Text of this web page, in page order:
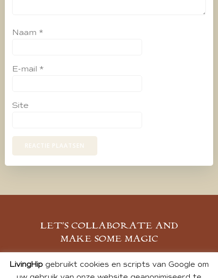
Naam *
E-mail *
Site
LET’S COLLABORATE AND
MAKE SOME MAGIC
MELD JE AAN
LivingHipgebruikt cookies en scripts van Google om